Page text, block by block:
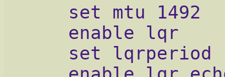
set mtu 1492
enable lqr
set lqrperiod